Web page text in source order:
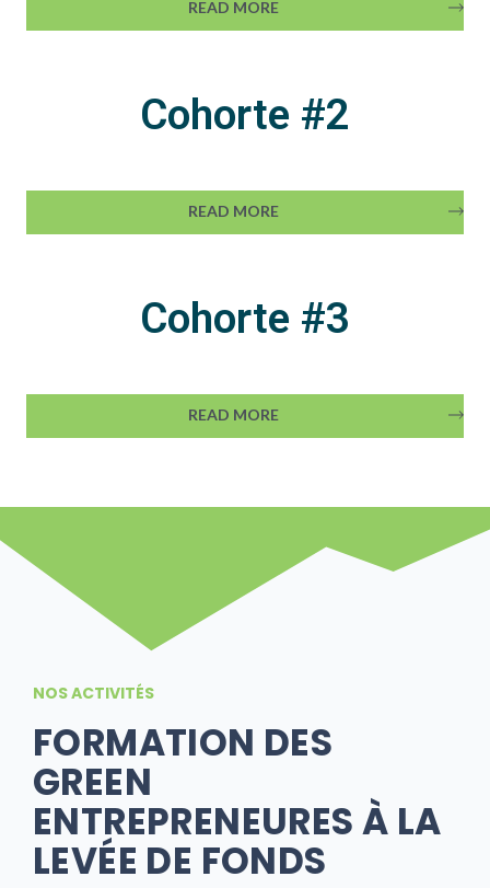
READ MORE
Cohorte #2
READ MORE
Cohorte #3
READ MORE
NOS ACTIVITÉS
FORMATION DES
GREEN
ENTREPRENEURES À LA
LEVÉE DE FONDS